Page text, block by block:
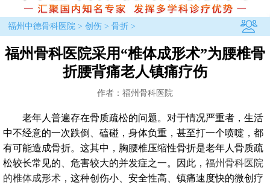
福州中德骨科医院> 创伤> 骨折>
福州骨科医院采用“椎体成形术”为腰椎骨
折腰背痛老人镇痛疗伤
作者：福州骨科医院
老年人普遍存在骨质疏松的问题。对于情况严重者，生活
中不经意的一次跌倒、磕碰，身体负重，甚至打一个喷嚏，都
有可能造成骨折。这其中，胸腰椎压缩性骨折是老年人骨质疏
松较长常见的、危害较大的并发症之一。因此， 福州骨科医院
的椎体成形术，这种创伤小、安全性高、镇痛速度快的微创疗